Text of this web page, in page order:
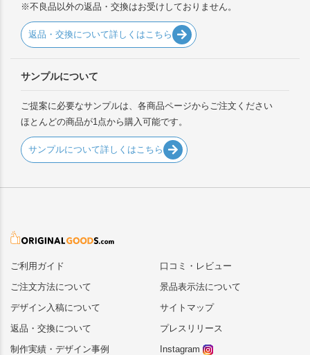
※不良品以外の返品・交換はお受けしておりません。
返品・交換について詳しくはこちら
サンプルについて
ご提案に必要なサンプルは、各商品ページからご注文ください
ほとんどの商品が1点から購入可能です。
サンプルについて詳しくはこちら
ご利用ガイド
ご注文方法について
デザイン入稿について
返品・交換について
制作実績・デザイン事例
口コミ・レビュー
景品表示法について
サイトマップ
プレスリリース
Instagram